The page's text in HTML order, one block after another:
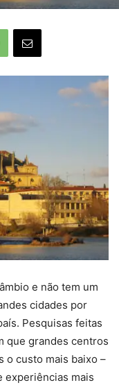
e não tem um
cidades por
Pesquisas feitas
que grandes centros
o custo mais baixo –
experiências mais